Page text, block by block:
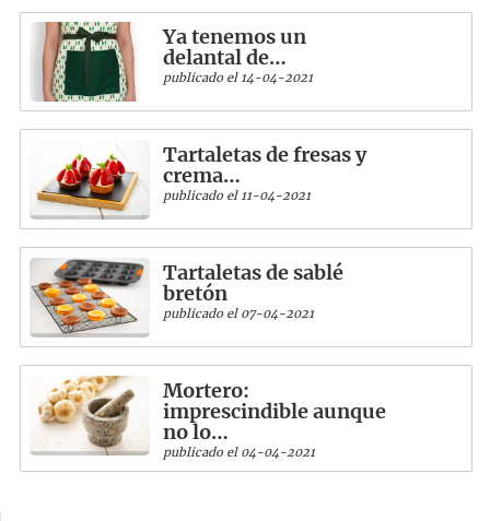
Ya tenemos un
delantal de…
publicado el 14-04-2021
Tartaletas de fresas y
crema…
publicado el 11-04-2021
Tartaletas de sablé
bretón
publicado el 07-04-2021
Mortero:
imprescindible aunque
no lo…
publicado el 04-04-2021